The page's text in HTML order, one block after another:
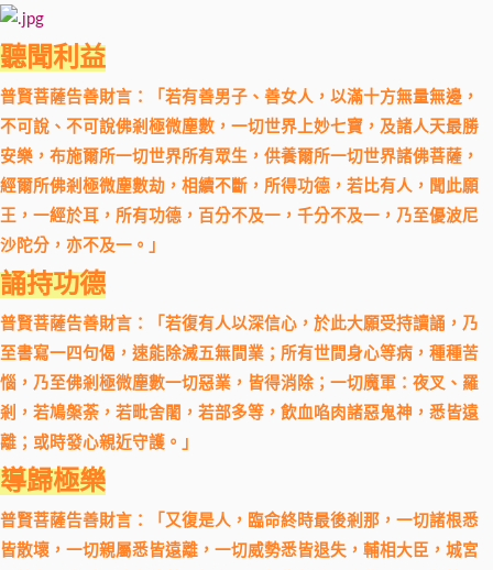
聽聞利益
普賢菩薩告善財言：「若有善男子、善女人，以滿十方無量無邊，
不可說、不可說佛剎極微塵數，一切世界上妙七寶，及諸人天最勝
安樂，布施爾所一切世界所有眾生，供養爾所一切世界諸佛菩薩，
經爾所佛剎極微塵數劫，相續不斷，所得功德，若比有人，聞此願
王，一經於耳，所有功德，百分不及一，千分不及一，乃至優波尼
沙陀分，亦不及一。」
誦持功德
普賢菩薩告善財言：「若復有人以深信心，於此大願受持讀誦，乃
至書寫一四句偈，速能除滅五無間業；所有世間身心等病，種種苦
惱，乃至佛剎極微塵數一切惡業，皆得消除；一切魔軍：夜叉、羅
剎，若鳩槃荼，若毗舍闍，若部多等，飲血啗肉諸惡鬼神，悉皆遠
離；或時發心親近守護。」
導歸極樂
普賢菩薩告善財言：「又復是人，臨命終時最後剎那，一切諸根悉
皆散壞，一切親屬悉皆遠離，一切威勢悉皆退失，輔相大臣，城宮